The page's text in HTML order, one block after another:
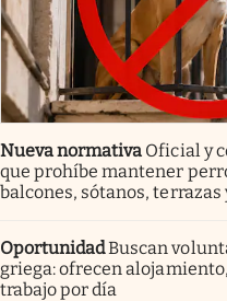
Nueva normativa Oficial y
que prohíbe mantener
balcones, sótanos, terrazas
OportunidadBuscan
griega: ofrecen
trabajo por día